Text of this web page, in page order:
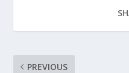
PREVIOUS